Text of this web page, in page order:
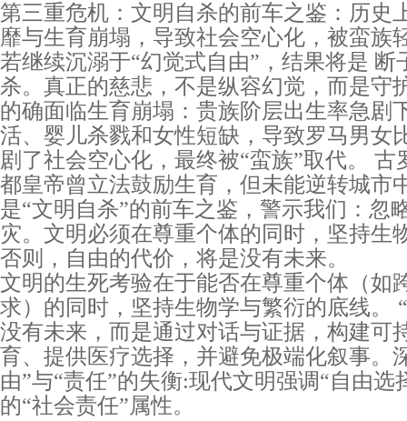
第三重危机：文明自杀的前车之鉴：历史
靡与生育崩塌，导致社会空心化，被蛮族
若继续沉溺于“幻觉式自由”，结果将是 断
杀。真正的慈悲，不是纵容幻觉，而是守
的确面临生育崩塌：贵族阶层出生率急剧
活、婴儿杀戮和女性短缺，导致罗马男女
剧了社会空心化，最终被“蛮族”取代。 古
都皇帝曾立法鼓励生育，但未能逆转城市
是“文明自杀”的前车之鉴，警示我们：忽
灾。文明必须在尊重个体的同时，坚持生
否则，自由的代价，将是没有未来。
文明的生死考验在于能否在尊重个体（如
求）的同时，坚持生物学与繁衍的底线。
没有未来，而是通过对话与证据，构建
育、提供医疗选择，并避免极端化叙事。
由”与“责任”的失衡:现代文明强调“自由选
的“社会责任”属性。